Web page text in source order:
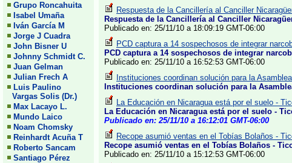
Grupo Roncahuita
Isabel Umaña
Iván García M
Jorge J Cuadra
John Bisner U
Johnny Schmidt C.
Juan Gelman
Julian Frech A
Luis Paulino
Vargas Solis (Dr.)
Max Lacayo L.
Mundo Laico
Noam Chomsky
Reinhardt Acuña T
Roberto Sancam
Santiago Pérez
Respuesta de la Cancillería al Canciller
Respuesta de la Cancillería al Canciller
Publicado en: 25/11/10 a 18:09:19 GMT-06:00
PCD captura a 14 sospechosos de integrar
PCD captura a 14 sospechosos de integrar
Publicado en: 25/11/10 a 16:52:53 GMT-06:00
Instituciones coordinan solución para la
Instituciones coordinan solución para la
La Educación en Nicaragua está por el suelo -
La Educación en Nicaragua está por el suelo -
Publicado en: 25/11/10 a 16:12:01 GMT-06:00
Recope asumió ventas en el Tobías Bolaños -
Recope asumió ventas en el Tobías Bolaños -
Publicado en: 25/11/10 a 15:12:53 GMT-06:00